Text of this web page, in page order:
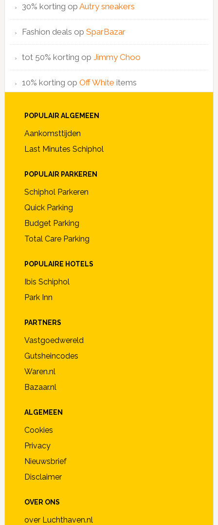
30% korting op Autry sneakers
Fashion deals op SparBazar
tot 50% korting op Jimmy Choo
10% korting op Off White items
POPULAIR ALGEMEEN
Aankomsttijden
Last Minutes Schiphol
POPULAIR PARKEREN
Schiphol Parkeren
Quick Parking
Budget Parking
Total Care Parking
POPULAIRE HOTELS
Ibis Schiphol
Park Inn
PARTNERS
Vastgoedwereld
Gutsheincodes
Waren.nl
Bazaar.nl
ALGEMEEN
Cookies
Privacy
Nieuwsbrief
Disclaimer
OVER ONS
over Luchthaven.nl